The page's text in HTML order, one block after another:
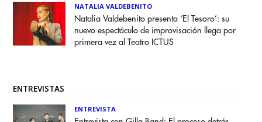
NATALIA VALDEBENITO
Natalia Valdebenito presenta ‘El Tesoro’: su
nuevo espectáculo de improvisación llega por
primera vez al Teatro ICTUS
ENTREVISTAS
ENTREVISTA